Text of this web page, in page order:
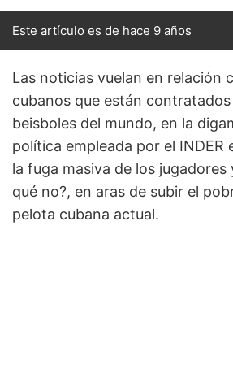
Este artículo es de hace 9 años
Las noticias vuelan en relación
cubanos que están
beisboles del mundo, en la
política empleada por el INDER
la fuga masiva de los
qué no?, en aras de subir el
pelota cubana actual.